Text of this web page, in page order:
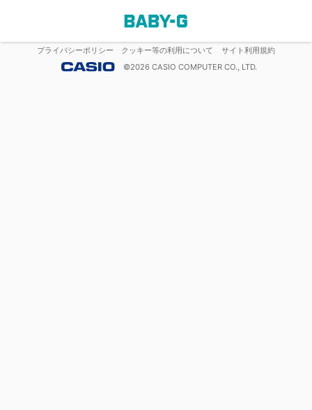
プライバシーポリシー クッキー等の利用について
サイト利用規約
©2026 CASIO COMPUTER CO., LTD.